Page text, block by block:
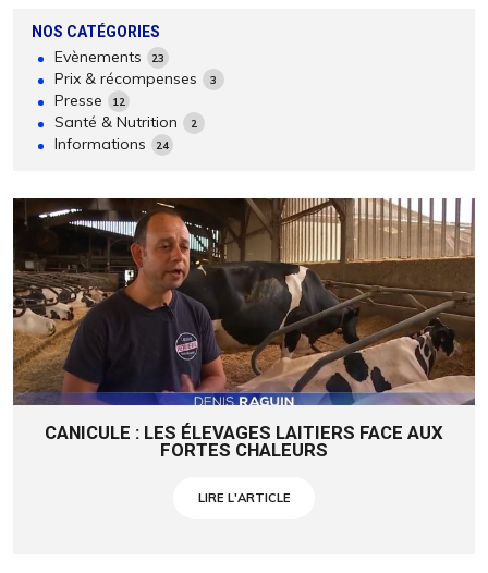
NOS CATÉGORIES
Evènements 23
Prix & récompenses 3
Presse 12
Santé & Nutrition 2
Informations 24
CANICULE : LES ÉLEVAGES LAITIERS FACE AUX
FORTES CHALEURS
LIRE L'ARTICLE